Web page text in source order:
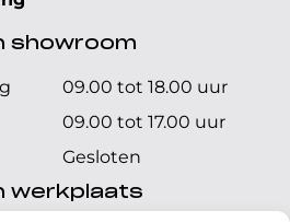
showroom
09.00 tot 18.00 uur
09.00 tot 17.00 uur
Gesloten
werkplaats